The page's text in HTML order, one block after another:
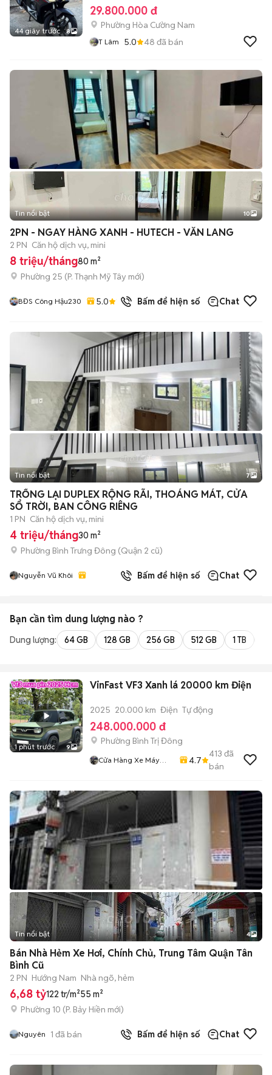
44 giây trước 8
29.800.000 đ
Phường Hòa Cường Nam
T Lâm 5.0 48 đã bán
+2
Tin nổi bật 10
2PN - NGAY HÀNG XANH - HUTECH - VĂN LANG
2 PN Căn hộ dịch vụ, mini
8 triệu/tháng80 m²
Phường 25 (P. Thạnh Mỹ Tây mới)
BĐS Công Hậu230 5.0 đã bánBấm để hiện số Chat
+2
Tin nổi bật 7
TRỐNG LẠI DUPLEX RỘNG RÃI, THOÁNG MÁT, CỬA
SỔ TRỜI, BAN CÔNG RIÊNG
1 PN Căn hộ dịch vụ, mini
4 triệu/tháng30 m²
Phường Bình Trưng Đông (Quận 2 cũ)
Nguyễn Vũ Khôi Bấm để hiện số Chat
Bạn cần tìm dung lượng nào ?
Dung lượng: 64 GB 128 GB 256 GB 512 GB 1 TB
1 phút trước 9
VinFast VF3 Xanh lá 20000 km Điện
2025 20.000 km Điện Tự động
248.000.000 đ
Phường Bình Trị Đông
Cửa Hàng Xe Máy
4.7
413 đã
bán
Tin nổi bật 4
Bán Nhà Hẻm Xe Hơi, Chính Chủ, Trung Tâm Quận Tân
Bình Cũ
2 PN Hướng Nam Nhà ngõ, hẻm
6,68 tỷ122 tr/m²55 m²
Phường 10 (P. Bảy Hiền mới)
Nguyên 1 đã bán Bấm để hiện số Chat